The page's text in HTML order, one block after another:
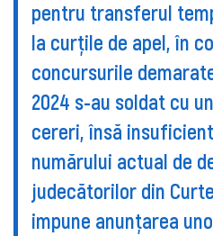
pentru transferul
la curțile de apel, în
concursurile
2024 s-au soldat cu
cereri, însă
numărului actual de
judecătorilor din
impune anunțarea